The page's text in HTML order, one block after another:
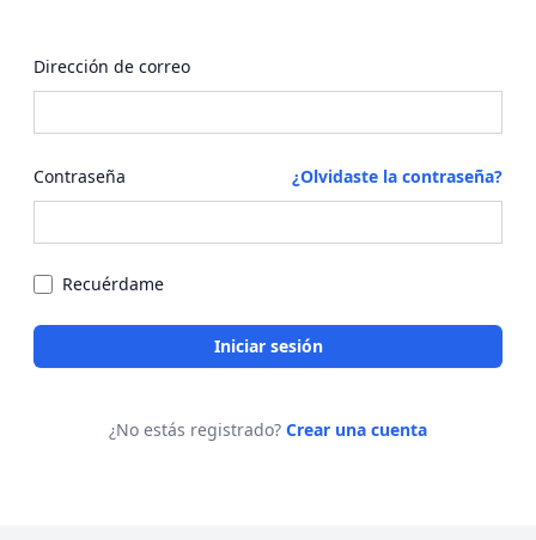
Dirección de correo
Contraseña ¿Olvidaste la contraseña?
Recuérdame
Iniciar sesión
¿No estás registrado? Crear una cuenta